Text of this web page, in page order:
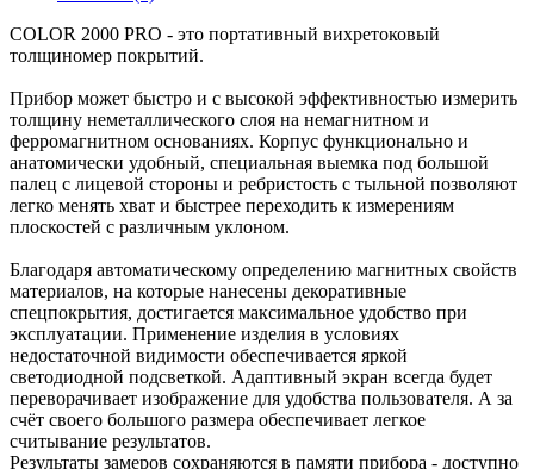
COLOR 2000 PRO - это портативный вихретоковый
толщиномер покрытий.
Прибор может быстро и с высокой эффективностью измерить
толщину неметаллического слоя на немагнитном и
ферромагнитном основаниях. Корпус функционально и
анатомически удобный, специальная выемка под большой
палец с лицевой стороны и ребристость с тыльной позволяют
легко менять хват и быстрее переходить к измерениям
плоскостей с различным уклоном.
Благодаря автоматическому определению магнитных свойств
материалов, на которые нанесены декоративные
спецпокрытия, достигается максимальное удобство при
эксплуатации. Применение изделия в условиях
недостаточной видимости обеспечивается яркой
светодиодной подсветкой. Адаптивный экран всегда будет
переворачивает изображение для удобства пользователя. А за
счёт своего большого размера обеспечивает легкое
считывание результатов.
Результаты замеров сохраняются в памяти прибора - доступно